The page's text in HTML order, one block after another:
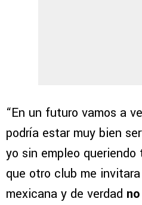
“En un futuro vamos a
podría estar muy bien
yo sin empleo
que otro club me
mexicana y de verdad